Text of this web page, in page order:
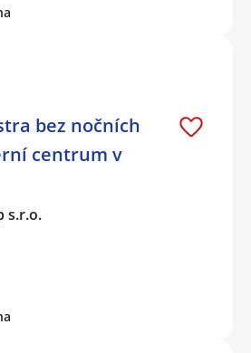
bez nočních
centrum v
s.r.o.